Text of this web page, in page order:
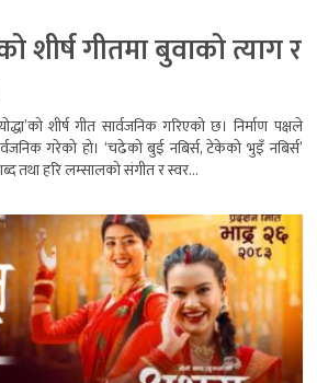
शीर्ष गीतमा बुवाको त्याग र
शीर्ष गीत सार्वजनिक गरिएको छ। निर्माण पक्षले
गरेको हो। ‘चढेको बुई नबिर्स, टेकेको भुइँ नबिर्स’
तथा हरि लम्सालको संगीत र स्वर...